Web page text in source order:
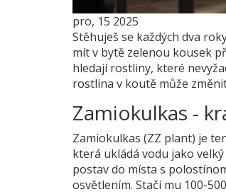
pro, 15 2025
Stěhuješ se každých dva
mít v bytě zelenou kousek
hledají rostliny, které
rostlina v koutě může
Zamiokulkas -
Zamiokulkas (ZZ plant) je
která ukládá vodu jako
postav do místa s
osvětlením. Stačí mu 100-